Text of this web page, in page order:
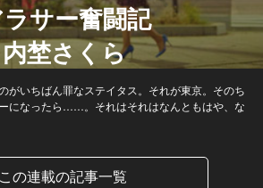
ラサー奮闘記
埜さくら
がいちばん罪なステイタス。それが東京。そのち
になったら……。それはそれはなんともはや、な
この連載の記事一覧